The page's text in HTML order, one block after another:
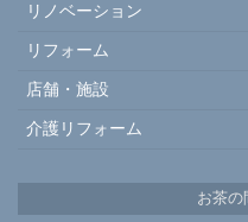
リノベーション
リフォーム
店舗・施設
介護リフォーム
お茶の